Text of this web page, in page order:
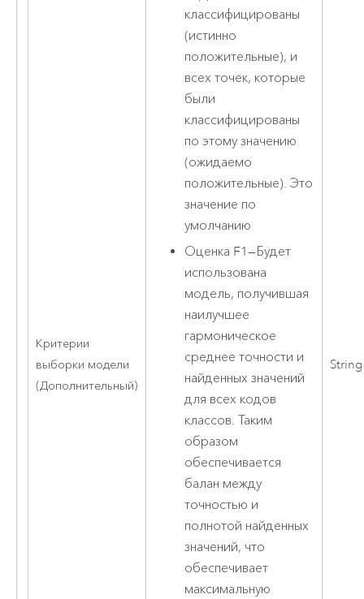
Критерии
выборки модели
(Дополнительный)
классифицированы
(истинно
положительные), и
всех точек, которые
были
классифицированы
по этому значению
(ожидаемо
положительные). Это
значение по
умолчанию
Оценка F1—Будет
использована
модель, получившая
наилучшее
гармоническое
среднее точности и
найденных значений
для всех кодов
классов. Таким
образом
обеспечивается
балан между
точностью и
полнотой найденных
значений, что
обеспечивает
максимальную
String